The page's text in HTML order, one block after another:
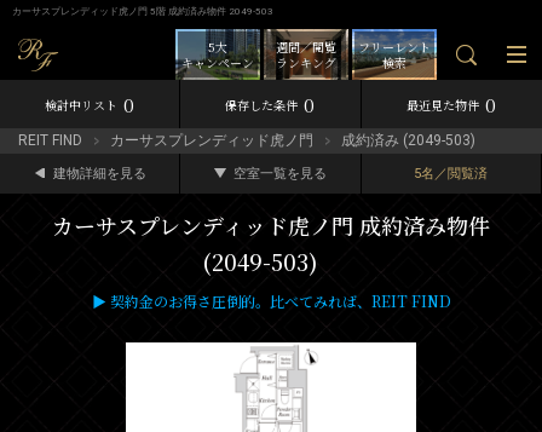
カーサスプレンディッド虎ノ門 5階 成約済み物件 2049-503
フリーレント
検索
週間／閲覧
ランキング
5大
キャンペーン
検討中リスト 0 保存した条件 0 最近見た物件 0
REIT FIND カーサスプレンディッド虎ノ門 成約済み (2049-503)
建物詳細を見る 空室一覧を見る 5名／閲覧済
カーサスプレンディッド虎ノ門 成約済み物件
(2049-503)
▶ 契約金のお得さ圧倒的。比べてみれば、REIT FIND